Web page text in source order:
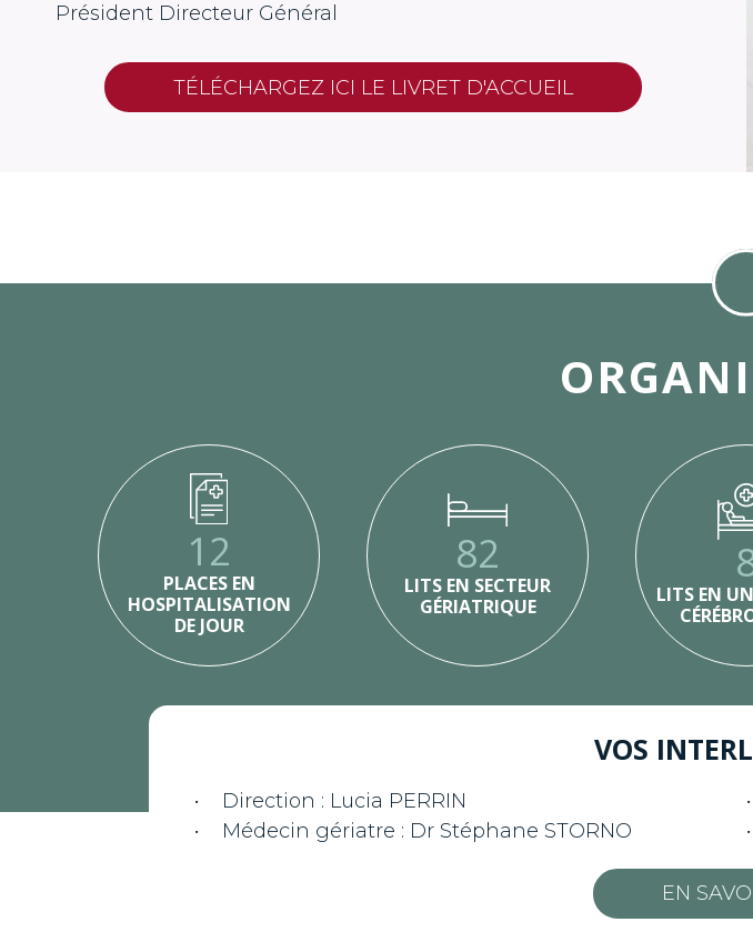
Président Directeur Général
TÉLÉCHARGEZ ICI LE LIVRET D'ACCUEIL
12
PLACES EN
HOSPITALISATION
DE JOUR
82
LITS EN SECTEUR
GÉRIATRIQUE
LITS EN
VOS
• Direction : Lucia PERRIN
• Médecin gériatre : Dr Stéphane STORNO
EN